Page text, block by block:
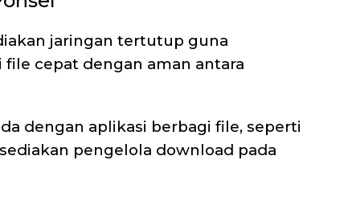
jaringan tertutup guna
cepat dengan aman antara
dengan aplikasi berbagi file, seperti
pengelola download pada